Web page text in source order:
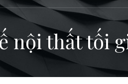
nội thất tối